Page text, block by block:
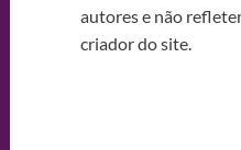
autores e não
criador do site.